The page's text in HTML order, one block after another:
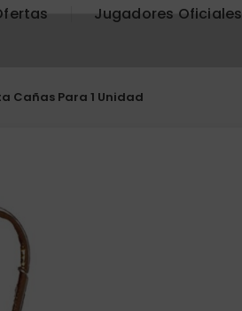
Jugadores Oficiales
Cañas Para 1 Unidad